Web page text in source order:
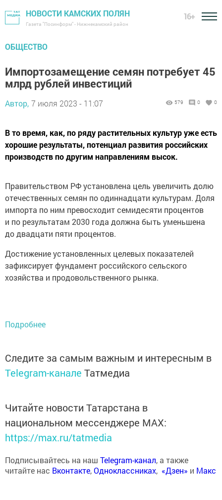
НОВОСТИ КАМСКИХ ПОЛЯН
Газета "Посинформ" - Нижнекамский район
16+
ОБЩЕСТВО
Импортозамещение семян потребует 45
млрд рублей инвестиций
Автор, 7 июля 2023 - 11:07 579 0 0
В то время, как, по ряду растительных культур уже есть
хорошие результаты, потенциал развития российских
производств по другим направлениям высок.
Правительством РФ установлена цель увеличить долю
отечественных семян по одиннадцати культурам. Доля
импорта по ним превосходит семидесяти процентов
и по результатам 2030 года должна быть уменьшена
до двадцати пяти процентов.
Достижение установленных целевых показателей
зафиксирует фундамент российского сельского
хозяйства и продовольственного рынка.
Подробнее
Следите за самым важным и интересным в
Telegram-канале Татмедиа
Читайте новости Татарстана в
национальном мессенджере MАХ:
https://max.ru/tatmedia
Подписывайтесь на наш Telegram-канал, а также
читайте нас Вконтакте,Одноклассниках, «Дзен» и Макс